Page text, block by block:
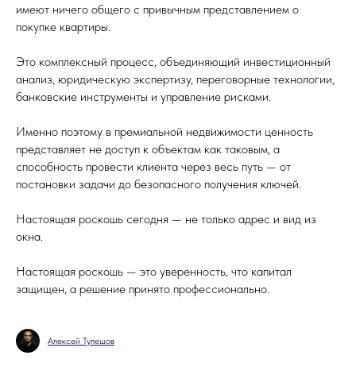
имеют ничего общего с привычным представлением о
покупке квартиры.
Это комплексный процесс, объединяющий инвестиционный
анализ, юридическую экспертизу, переговорные технологии,
банковские инструменты и управление рисками.
Именно поэтому в премиальной недвижимости ценность
представляет не доступ к объектам как таковым, а
способность провести клиента через весь путь — от
постановки задачи до безопасного получения ключей.
Настоящая роскошь сегодня — не только адрес и вид из
окна.
Настоящая роскошь — это уверенность, что капитал
защищен, а решение принято профессионально.
Алексей Тулешов